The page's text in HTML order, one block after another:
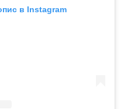
в Instagram